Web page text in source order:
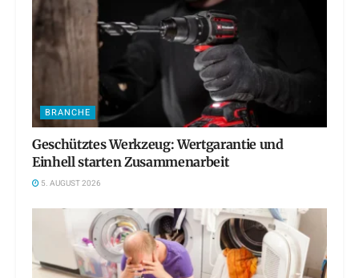
BRANCHE
Geschütztes Werkzeug: Wertgarantie und
Einhell starten Zusammenarbeit
5. AUGUST 2026